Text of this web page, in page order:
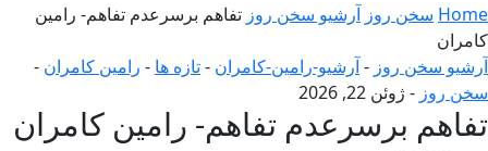
Home سخن روز آرشیو سخن روز تفاهم برسرعدم تفاهم- رامین
کامران
آرشیو سخن روز -آرشیو-رامین-کامران -تازه ها - رامین کامران -
سخن روز - ژوئن 22, 2026
تفاهم برسرعدم تفاهم- رامین کامران